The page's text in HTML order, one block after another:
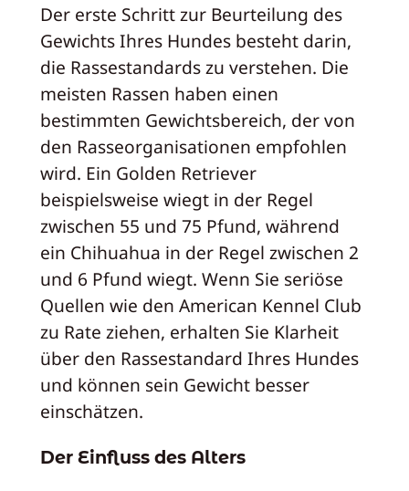
Der erste Schritt zur Beurteilung des
Gewichts Ihres Hundes besteht darin,
die Rassestandards zu verstehen. Die
meisten Rassen haben einen
bestimmten Gewichtsbereich, der von
den Rasseorganisationen empfohlen
wird. Ein Golden Retriever
beispielsweise wiegt in der Regel
zwischen 55 und 75 Pfund, während
ein Chihuahua in der Regel zwischen 2
und 6 Pfund wiegt. Wenn Sie seriöse
Quellen wie den American Kennel Club
zu Rate ziehen, erhalten Sie Klarheit
über den Rassestandard Ihres Hundes
und können sein Gewicht besser
einschätzen.
Der Einfluss des Alters